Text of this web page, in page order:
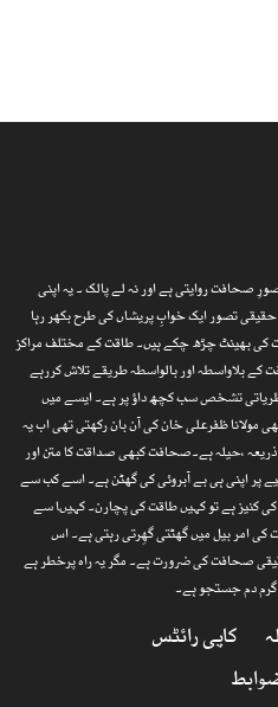
صحافت روایتی ہے اور نہ لے پالک ۔ یہ اپنی
حقیقی تصور ایک خوابِ پریشاں کی طرح بکھر رہا
کی بھینٹ چڑھ چکے ہیں۔ طاقت کے مختلف مراکز
کے بلاواسطہ اور بالواسطہ طریقے تلاش کررہے
نظریاتی تشخص سب کچھ داؤ پر ہے۔ ایسے میں
ظفرعلی خان کی آن بان رکھتی تھی اب یہ
،حیلہ ہے۔صحافت کبھی صداقت کا متن اور
پر اپنی ہی بے آبروئی کی گھٹن ہے۔ اسے کب سے
کی کنیز ہے تو کہیں طاقت کی پچارن۔ کہیںا سے
کی امر بیل میں گھٹتی گھِرتی رہتی ہے۔ اس
صحافت کی ضرورت ہے۔ مگر یہ راہ پرخطر ہے
دم جستجو ہے۔
کاپی رائٹس